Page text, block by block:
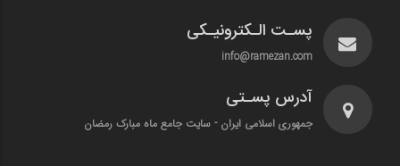
پسـت الـکترونیـکی
info@ramezan.com
آدرس پسـتی
جمهوری اسلامی ایران - سایت جامع ماه مبارک رمضان